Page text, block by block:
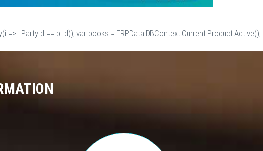
=> i.PartyId == p.Id)); var books = ERP.Data.DBContext.Current.Product.Active();